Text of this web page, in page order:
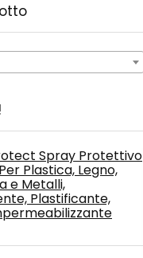
Spray Protettivo
Plastica, Legno,
e Metalli,
Plastificante,